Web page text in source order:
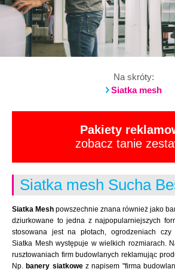
Na skróty:
Siatka mesh
Pakiety
zobacz tanie
Siatka mesh Sucha
Siatka Mesh powszechnie znana również jako
dziurkowane to jedna z najpopularniejszych
stosowana jest na płotach, ogrodzeniach czy
Siatka Mesh występuje w wielkich rozmiarach.
rusztowaniach firm budowlanych reklamując
Np. banery siatkowez napisem "firma